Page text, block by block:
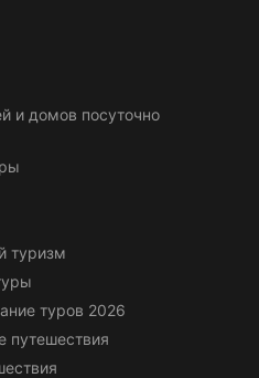
и домов посуточно
туризм
туров 2026
путешествия